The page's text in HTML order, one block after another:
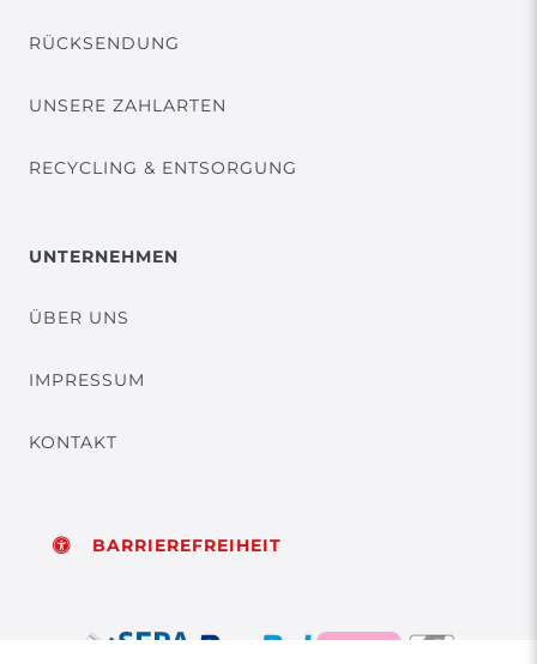
RÜCKSENDUNG
UNSERE ZAHLARTEN
RECYCLING & ENTSORGUNG
UNTERNEHMEN
ÜBER UNS
IMPRESSUM
KONTAKT
BARRIEREFREIHEIT